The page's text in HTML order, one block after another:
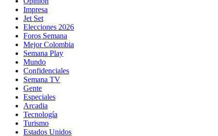
Impresa
Jet Set
Elecciones 2026
Foros Semana
Mejor Colombia
Semana Play
Mundo
Confidenciales
Semana TV
Gente
Especiales
Arcadia
Tecnología
Turismo
Estados Unidos